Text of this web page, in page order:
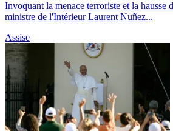
Invoquant la menace terroriste et la hausse
ministre de l'Intérieur Laurent Nuñez...
Assise